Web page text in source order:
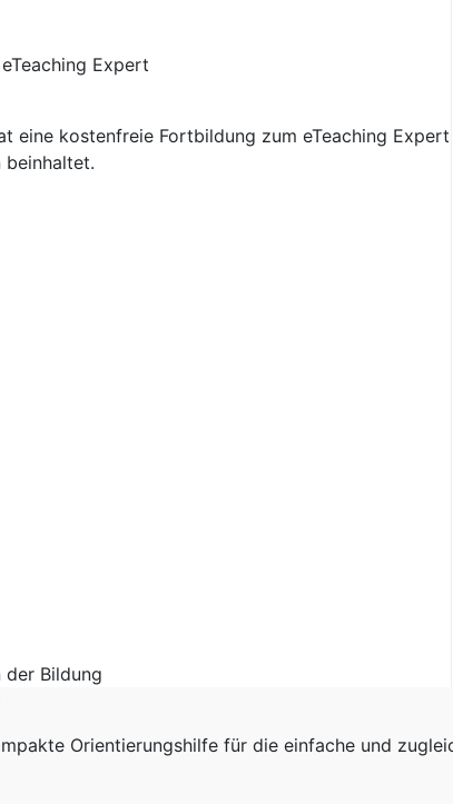
eine kostenfreie Fortbildung zum eTeaching
beinhaltet.
Orientierungshilfe für die einfache und